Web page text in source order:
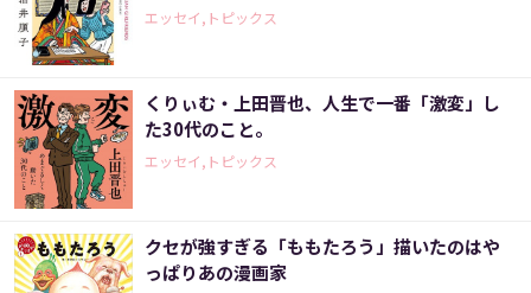
エッセイ,トピックス
くりぃむ・上田晋也、人生で一番「激変」し
た30代のこと。
エッセイ,トピックス
クセが強すぎる「ももたろう」描いたのはや
っぱりあの漫画家